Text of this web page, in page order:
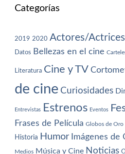
Categorías
2019 2020 Actores/Actrices
Datos Bellezas en el cine
Literatura Cine y TV
de cine Curiosidades
Entrevistas Estrenos Eventos
Frases de Película Globos de Oro
Historia Humor Imágenes de
Medios Música y Cine Noticias